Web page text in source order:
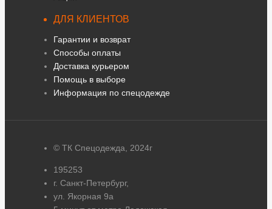
ДЛЯ КЛИЕНТОВ
Гарантии и возврат
Способы оплаты
Доставка курьером
Помощь в выборе
Информация по спецодежде
© ТК Спецодежда, 2024г
195253
г. Санкт-Петербург,
ул. Якорная 9а